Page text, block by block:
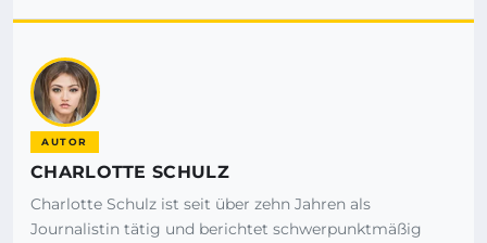
AUTOR
CHARLOTTE SCHULZ
Charlotte Schulz ist seit über zehn Jahren als
Journalistin tätig und berichtet schwerpunktmäßig